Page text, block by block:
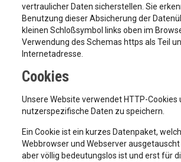
vertraulicher Daten sicherstellen. Sie
Benutzung dieser Absicherung der
kleinen Schloßsymbol links oben im
Verwendung des Schemas https als Teil
Internetadresse.
Cookies
Unsere Website verwendet HTTP-Cookies
nutzerspezifische Daten zu speichern.
Ein Cookie ist ein kurzes Datenpaket,
Webbrowser und Webserver
aber völlig bedeutungslos ist und erst für